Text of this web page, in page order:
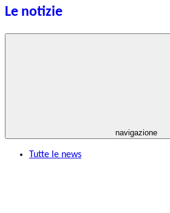
Le notizie
navigazione
Tutte le news